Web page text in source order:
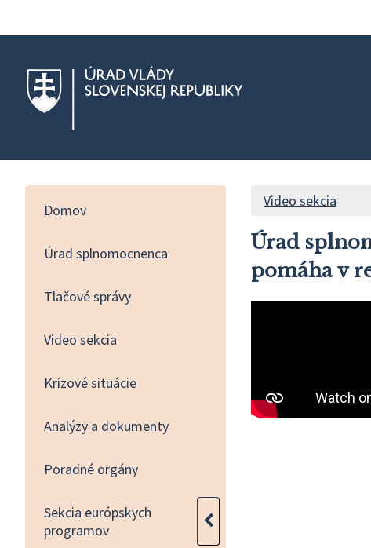
Domov
Úrad splnomocnenca
Tlačové správy
Video sekcia
Krízové situácie
Analýzy a dokumenty
Poradné orgány
Sekcia európskych
programov
Video sekcia
Úrad
pomáha v